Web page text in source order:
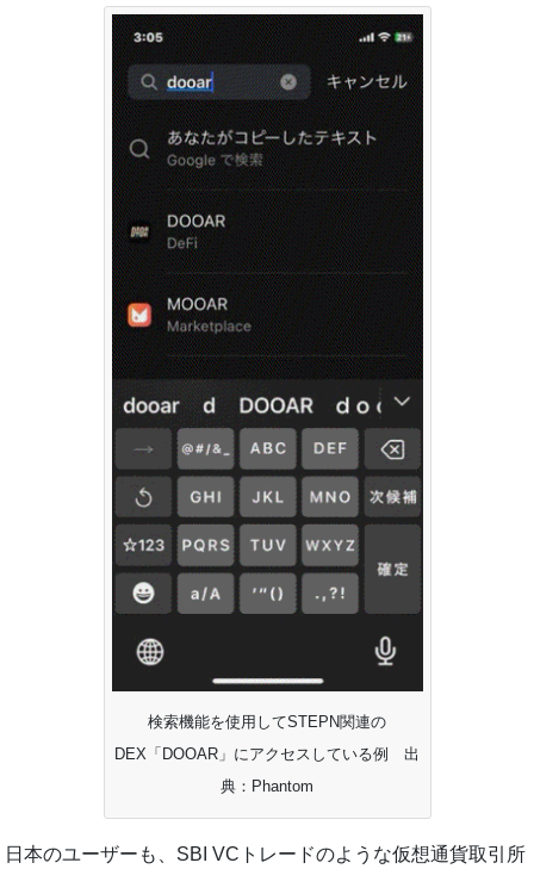
検索機能を使用してSTEPN関連の
DEX「DOOAR」にアクセスしている例 出
典：Phantom
日本のユーザーも、SBI VCトレードのような仮想通貨取引所